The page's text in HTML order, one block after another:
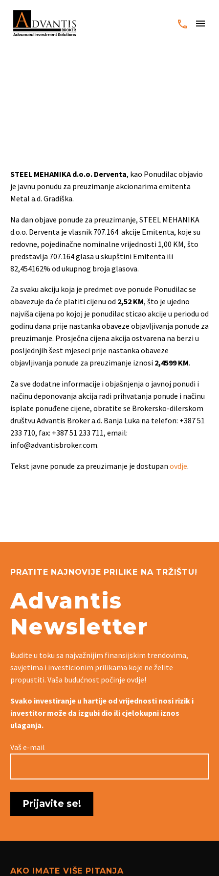
STEEL MEHANIKA d.o.o. Derventa, kao Ponudilac objavio
je javnu ponudu za preuzimanje akcionarima emitenta
Metal a.d. Gradiška.
Na dan objave ponude za preuzimanje, STEEL MEHANIKA
d.o.o. Derventa je vlasnik 707.164 akcije Emitenta, koje su
redovne, pojedinačne nominalne vrijednosti 1,00 KM, što
predstavlja 707.164 glasa u skupštini Emitenta ili
82,454162% od ukupnog broja glasova.
Za svaku akciju koja je predmet ove ponude Ponudilac se
obavezuje da će platiti cijenu od 2,52 KM, što je ujedno
najviša cijena po kojoj je ponudilac sticao akcije u periodu od
godinu dana prije nastanka obaveze objavljivanja ponude za
preuzimanje. Prosječna cijena akcija ostvarena na berzi u
posljednjih šest mjeseci prije nastanka obaveze
objavljivanja ponude za preuzimanje iznosi 2,4599 KM.
Za sve dodatne informacije i objašnjenja o javnoj ponudi i
načinu deponovanja akcija radi prihvatanja ponude i načinu
isplate ponuđene cijene, obratite se Brokersko-dilerskom
društvu Advantis Broker a.d. Banja Luka na telefon: +387 51
233 710, fax: +387 51 233 711, email:
info@advantisbroker.com.
Tekst javne ponude za preuzimanje je dostupan ovdje.
PRATITE NAJNOVIJE PRILIKE NA TRŽIŠTU!
Advantis
Newsletter
Budite u toku sa najvažnijim finansijskim trendovima,
savjetima i investicionim prilikama koje ne želite
propustiti. Vaša budućnost počinje ovdje!
Svako investiranje u hartije od vrijednosti nosi rizik i
investitor može da izgubi dio ili cjelokupni iznos
ulaganja.
Vaš e-mail
AKO IMATE VIŠE PITANJA